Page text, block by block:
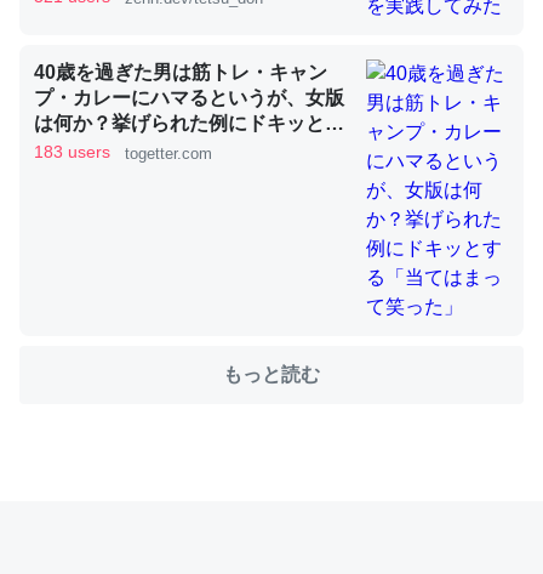
これを元に考えるとカルシウムを大量に使う脊椎動物と貝
類は苦労してるんだな…。腹足類だと殻を無くしてナメク
─ニュース :: 【研究発表】昆虫学の大問題＝「昆虫はなぜ海にいな
ウチもEchoを実家に置いて４年。でたまに覗いてる。ぼ
40歳を過ぎた男は筋トレ・キャン
プ・カレーにハマるというが、女版
は何か？挙げられた例にドキッとす
る「当てはまって笑った」
183 users togetter.com
もっと読む